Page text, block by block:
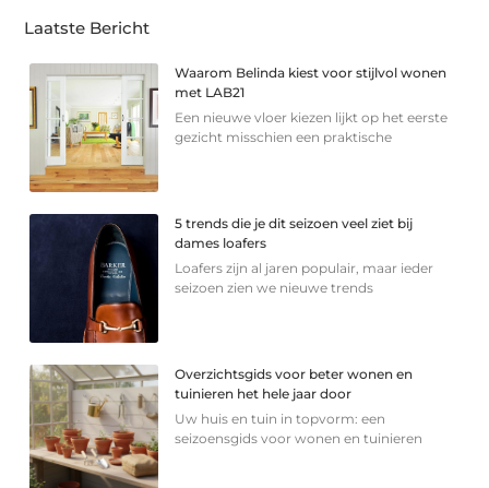
Laatste Bericht
Waarom Belinda kiest voor stijlvol wonen
met LAB21
Een nieuwe vloer kiezen lijkt op het eerste
gezicht misschien een praktische
5 trends die je dit seizoen veel ziet bij
dames loafers
Loafers zijn al jaren populair, maar ieder
seizoen zien we nieuwe trends
Overzichtsgids voor beter wonen en
tuinieren het hele jaar door
Uw huis en tuin in topvorm: een
seizoensgids voor wonen en tuinieren